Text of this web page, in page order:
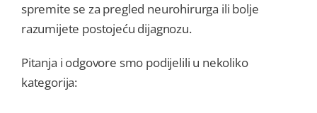
spremite se za pregled neurohirurga ili bolje
razumijete postojeću dijagnozu.
Pitanja i odgovore smo podijelili u nekoliko
kategorija: